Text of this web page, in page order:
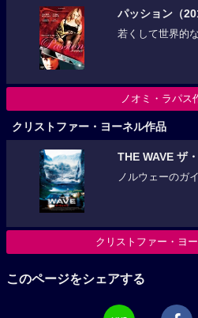
パッション（
若くして世界的
ノオミ・ラパス
クリストファー・ヨーネル作品
THE WAVE ザ
ノルウェーのガ
クリストファー・ヨ
このページをシェアする